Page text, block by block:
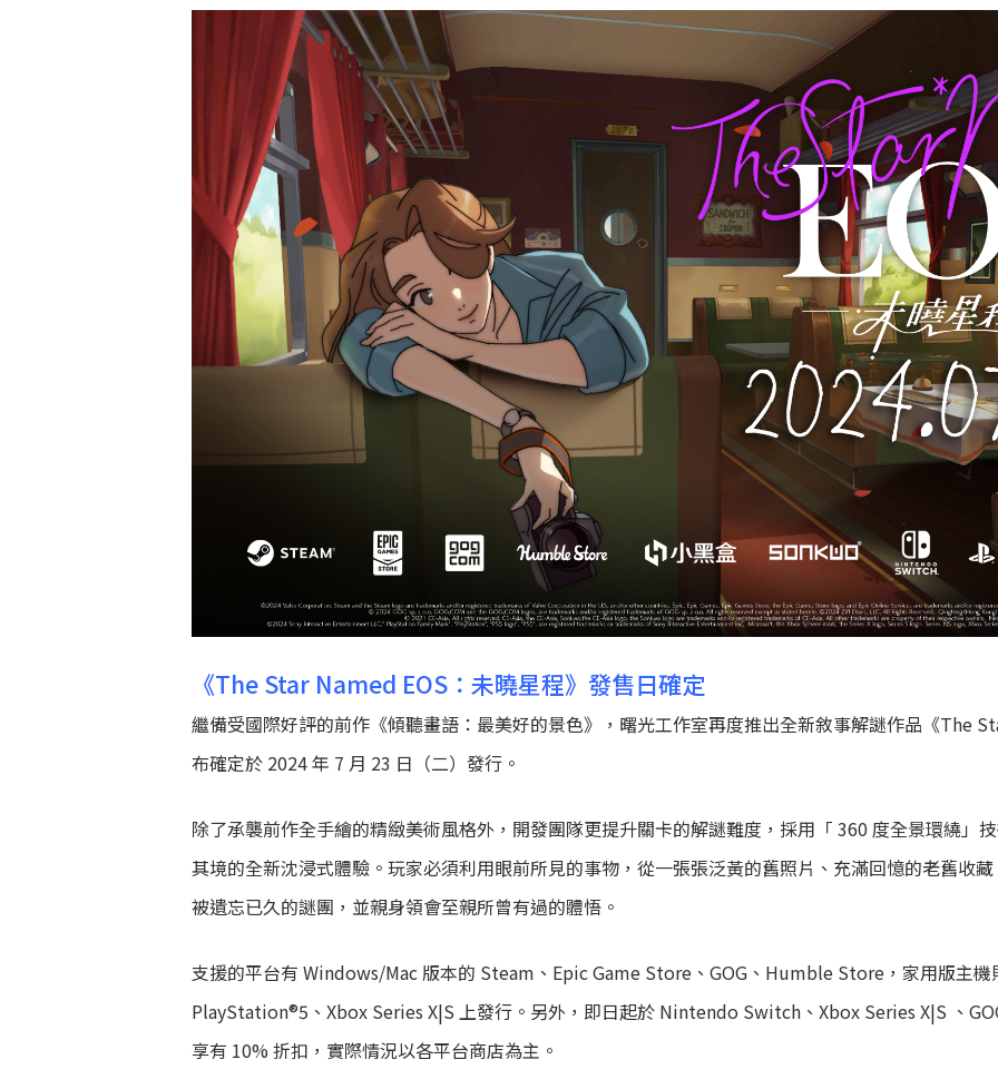
《The Star Named EOS：未曉星程》發售日確定
繼備受國際好評的前作《傾聽畫語：最美好的景色》，曙光工作室再度推出全新敘事解謎作品《The
布確定於 2024 年 7 月 23 日（二）發行。
除了承襲前作全手繪的精緻美術風格外，開發團隊更提升關卡的解謎難度，採用「 360 度全景環繞」
其境的全新沈浸式體驗。玩家必須利用眼前所見的事物，從一張張泛黃的舊照片、充滿回憶的老舊收
被遺忘已久的謎團，並親身領會至親所曾有過的體悟。
支援的平台有 Windows/Mac 版本的 Steam、Epic Game Store、GOG、Humble Store，家用版主
PlayStation®5、Xbox Series X|S 上發行。另外，即日起於 Nintendo Switch、Xbox Series X|S 、
享有 10% 折扣，實際情況以各平台商店為主。